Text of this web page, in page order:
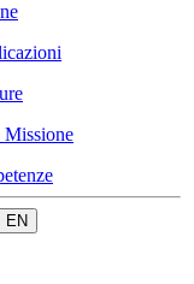
Missione
EN